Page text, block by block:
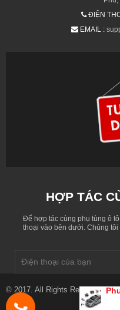
ĐIỆN
EMAIL :
HỢP TÁC
Để hợp tác cùng phụ tùng ô
thoại vào bên dưới. Chúng
© 2017. All Rights Reserved.